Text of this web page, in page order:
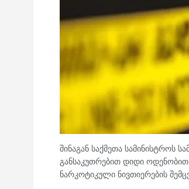
შინაგან საქმეთა სამინისტროს
განსაკუთრებით დიდი ოდენობით
ნარკოტიკული ნივთიერების